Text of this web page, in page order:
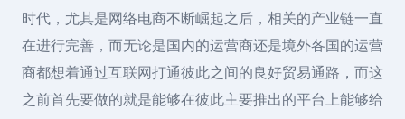
时代，尤其是网络电商不断崛起之后，相关的产业链一直
在进行完善，而无论是国内的运营商还是境外各国的运营
商都想着通过互联网打通彼此之间的良好贸易通路，而这
之前首先要做的就是能够在彼此主要推出的平台上能够给